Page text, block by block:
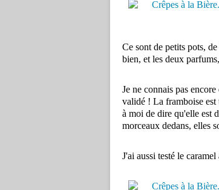
Ce sont de petits pots,
bien, et les deux
Je ne connais pas
validé ! La framboise est
à moi de dire qu'elle est
morceaux dedans, elles
J'ai aussi testé le